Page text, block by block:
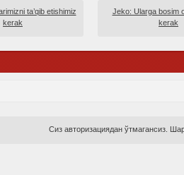
ta’qib etishimiz
kerak
Jeko: Ularga bosim
kerak
Сиз авторизациядан ўтмагансиз.